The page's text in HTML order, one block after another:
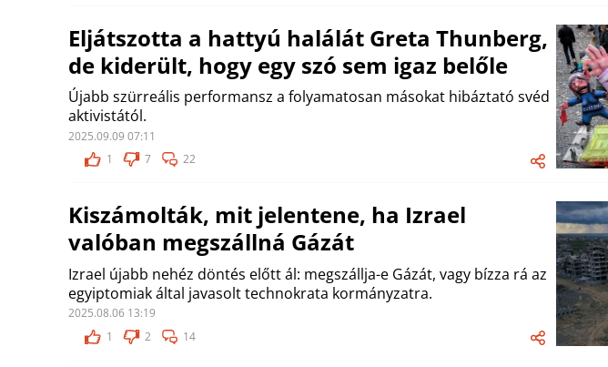
Eljátszotta a hattyú halálát Greta Thunberg,
de kiderült, hogy egy szó sem igaz belőle
Újabb szürreális performansz a folyamatosan másokat hibáztató svéd
aktivistától.
2025.09.09 07:11
1
7 22
Kiszámolták, mit jelentene, ha Izrael
valóban megszállná Gázát
Izrael újabb nehéz döntés előtt ál: megszállja-e Gázát, vagy bízza rá az
egyiptomiak által javasolt technokrata kormányzatra.
2025.08.06 13:19
1
2 14